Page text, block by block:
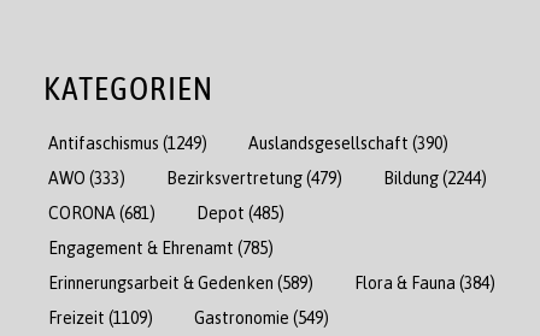
KATEGORIEN
Antifaschismus (1249) Auslandsgesellschaft (390)
AWO (333) Bezirksvertretung(479) Bildung(2244)
CORONA (681) Depot (485)
Engagement & Ehrenamt (785)
Erinnerungsarbeit & Gedenken (589) Flora & Fauna (384)
Freizeit (1109) Gastronomie (549)